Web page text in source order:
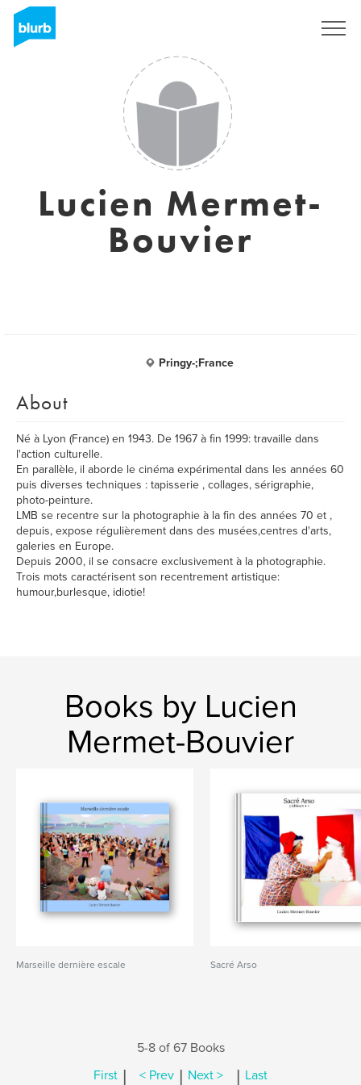
Lucien Mermet-
Bouvier
Pringy-;France
About
Né à Lyon (France) en 1943. De 1967 à fin 1999: travaille dans
l'action culturelle.
En parallèle, il aborde le cinéma expérimental dans les années 60
puis diverses techniques : tapisserie , collages, sérigraphie,
photo-peinture.
LMB se recentre sur la photographie à la fin des années 70 et ,
depuis, expose régulièrement dans des musées,centres d'arts,
galeries en Europe.
Depuis 2000, il se consacre exclusivement à la photographie.
Trois mots caractérisent son recentrement artistique:
humour,burlesque, idiotie!
Books by Lucien
Mermet-Bouvier
Marseille dernière escale Sacré Arso
5-8 of 67 Books
First | < Prev | Next > | Last